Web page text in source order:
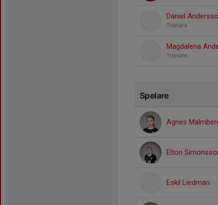
Daniel
Tränare
Magdalena
Tränare
Spelare
Agnes
Elton
Eskil Liedman